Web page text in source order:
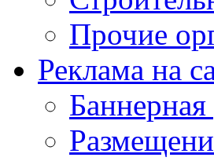
Прочие
Реклама на